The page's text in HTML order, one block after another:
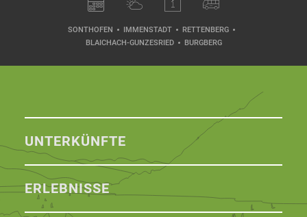
SONTHOFEN IMMENSTADT
RETTENBERG
BLAICHACH-GUNZESRIED
BURGBERG
UNTERKÜNFTE
ERLEBNISSE